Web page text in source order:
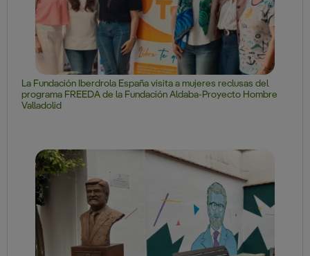
La Fundación Iberdrola España visita a mujeres reclusas del
programa FREEDA de la Fundación Aldaba-Proyecto Hombre
Valladolid